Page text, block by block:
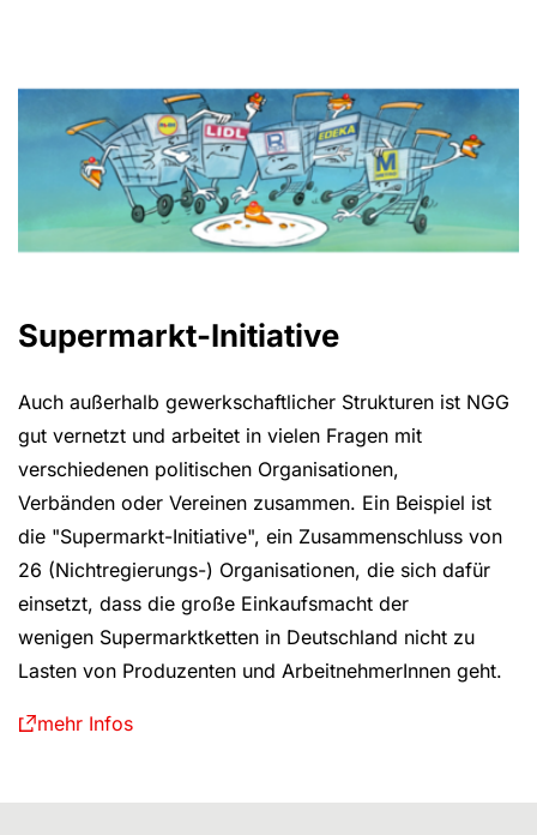
Supermarkt-Initiative
Auch außerhalb gewerkschaftlicher Strukturen ist NGG
gut vernetzt und arbeitet in vielen Fragen mit
verschiedenen politischen Organisationen,
Verbänden oder Vereinen zusammen. Ein Beispiel ist
die "Supermarkt-Initiative", ein Zusammenschluss von
26 (Nichtregierungs-) Organisationen, die sich dafür
einsetzt, dass die große Einkaufsmacht der
wenigen Supermarktketten in Deutschland nicht zu
Lasten von Produzenten und ArbeitnehmerInnen geht.
mehr Infos